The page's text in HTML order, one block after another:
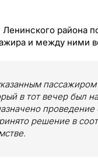
района
и между ними
пассажиром
в тот вечер был
решение в